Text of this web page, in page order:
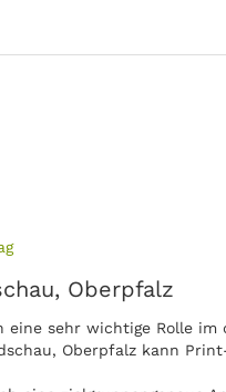
Oberpfalz
sehr wichtige Rolle
Oberpfalz kann